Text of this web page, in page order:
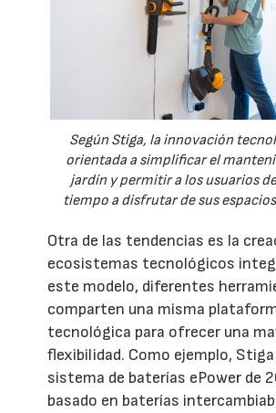
Según Stiga, la innovación
orientada a simplificar el
jardín y permitir a los usuarios
tiempo a disfrutar de sus
Otra de las tendencias es la
ecosistemas tecnológicos
este modelo, diferentes
comparten una misma
tecnológica para ofrecer una
flexibilidad. Como ejemplo,
sistema de baterías ePower de
basado en baterías